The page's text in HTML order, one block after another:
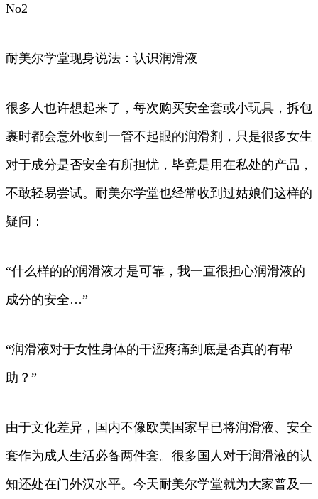
No2
耐美尔学堂现身说法：认识润滑液
很多人也许想起来了，每次购买安全套或小玩具，拆包
裹时都会意外收到一管不起眼的润滑剂，只是很多女生
对于成分是否安全有所担忧，毕竟是用在私处的产品，
不敢轻易尝试。耐美尔学堂也经常收到过姑娘们这样的
疑问：
“什么样的的润滑液才是可靠，我一直很担心润滑液的
成分的安全…”
“润滑液对于女性身体的干涩疼痛到底是否真的有帮
助？”
由于文化差异，国内不像欧美国家早已将润滑液、安全
套作为成人生活必备两件套。很多国人对于润滑液的认
知还处在门外汉水平。今天耐美尔学堂就为大家普及一